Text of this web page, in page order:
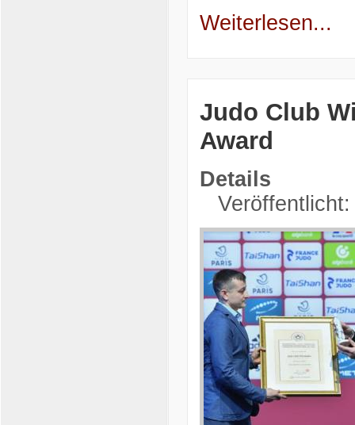
Weiterlesen...
Judo Club
Award
Details